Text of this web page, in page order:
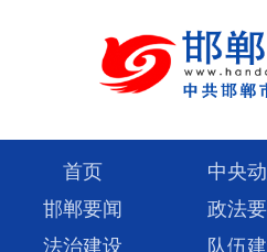
首页 中央
邯郸要闻
政法
法治建设
队伍